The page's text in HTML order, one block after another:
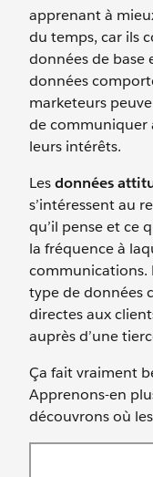
apprenant à
du temps, car ils
données de base
données
marketeurs
de communiquer
leurs intérêts.
Lesdonnées
s’intéressent au
qu’il pense et ce
la fréquence à
communications.
type de données
directes aux
auprès d’une
Ça fait vraiment
Apprenons-en
découvrons où